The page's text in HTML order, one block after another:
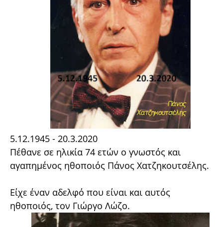
5.12.1945 - 20.3.2020
Πέθανε σε ηλικία 74 ετών ο γνωστός και
αγαπημένος ηθοποιός Πάνος Χατζηκουτσέλης.
Eίχε έναν αδελφό που είναι και αυτός
ηθοποιός, τον Γιώργο Λώζο.